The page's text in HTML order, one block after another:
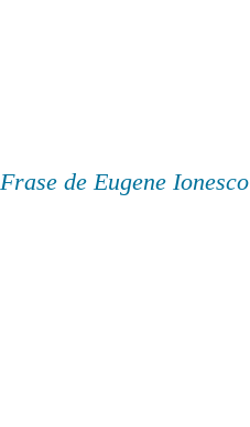
Frase de Eugene Ionesco